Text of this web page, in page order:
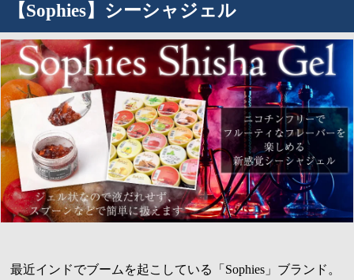
【Sophies】シーシャジェル
最近インドでブームを起こしている「Sophies」ブランド。